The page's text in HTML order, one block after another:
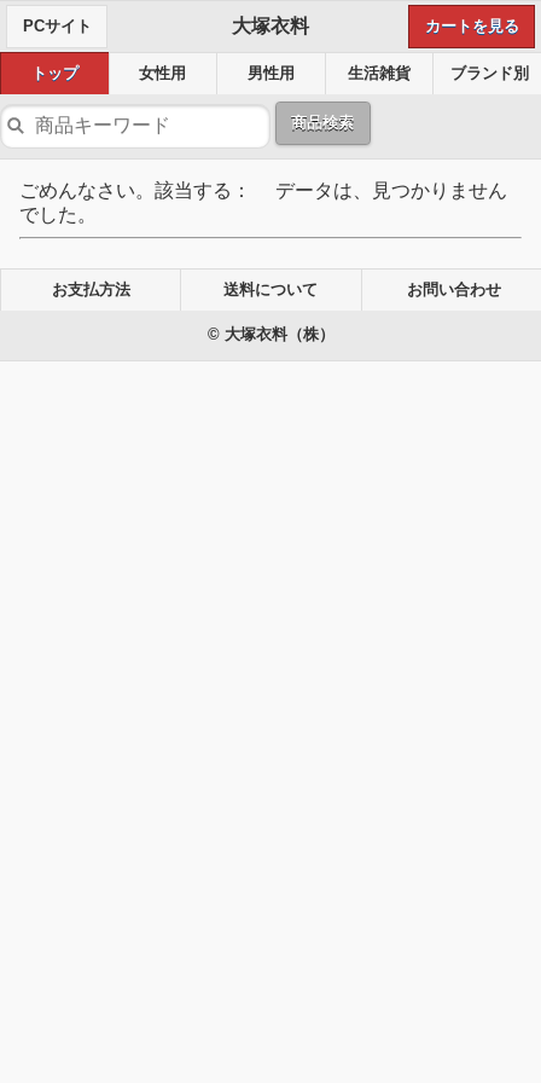
PCサイト 大塚衣料 カートを見る
トップ 女性用 男性用 生活雑貨 ブランド別
商品検索
ごめんなさい。該当する： データは、見つかりません
でした。
お支払方法 送料について お問い合わせ
© 大塚衣料（株）